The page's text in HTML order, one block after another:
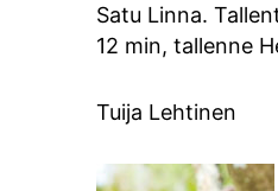
Satu Linna.
12 min, tallenne
Tuija Lehtinen